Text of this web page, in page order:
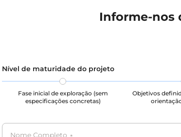
Informe-nos
Nível de maturidade do projeto
Fase inicial de exploração (sem
especificações concretas)
Objetivos
Nome Completo